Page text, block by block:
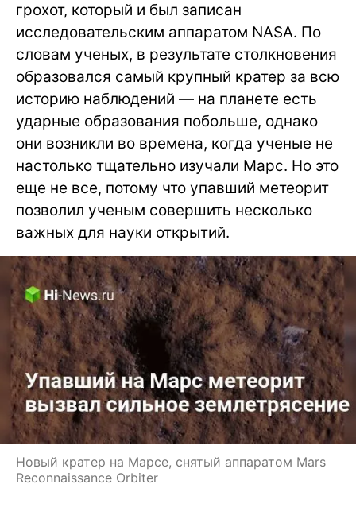
грохот, который и был записан
исследовательским аппаратом NASA. По
словам ученых, в результате столкновения
образовался самый крупный кратер за всю
историю наблюдений — на планете есть
ударные образования побольше, однако
они возникли во времена, когда ученые не
настолько тщательно изучали Марс. Но это
еще не все, потому что упавший метеорит
позволил ученым совершить несколько
важных для науки открытий.
Новый кратер на Марсе, снятый аппаратом Mars
Reconnaissance Orbiter